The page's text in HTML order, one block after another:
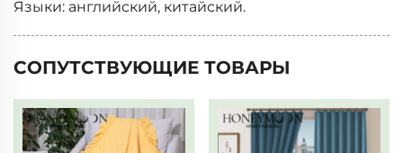
Языки: английский, китайский.
СОПУТСТВУЮЩИЕ ТОВАРЫ